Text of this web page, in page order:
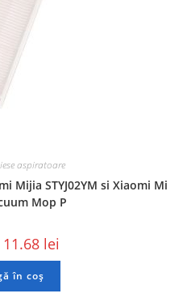
aspiratoare
Mijia STYJ02YM si Xiaomi Mi
Mop P
11.68 lei
în coș